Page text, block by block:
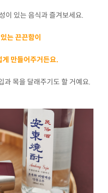
이 있는 음식과 즐겨보세요.
는 끈끈함이
만들어주거든요.
과 목을 달래주기도 할 거예요.